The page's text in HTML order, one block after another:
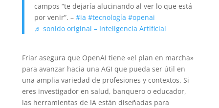
campos “te dejaría alucinando al ver lo que está
por venir”. – #ia #tecnología #openai
♬ sonido original – Inteligencia Artificial
Friar asegura que OpenAI tiene «el plan en marcha»
para avanzar hacia una AGI que pueda ser útil en
una amplia variedad de profesiones y contextos. Si
eres investigador en salud, banquero o educador,
las herramientas de IA están diseñadas para